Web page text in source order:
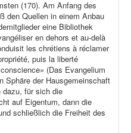
(170). Am Anfang des
den Quellen in einem Anbau
eine Bibliothek
en dehors et au-delà
les chrétiens à réclamer
puis la liberté
(Das Evangelium
Sphäre der Hausgemeinschaft
dazu, für sich die
auf Eigentum, dann die
schließlich die Freiheit des